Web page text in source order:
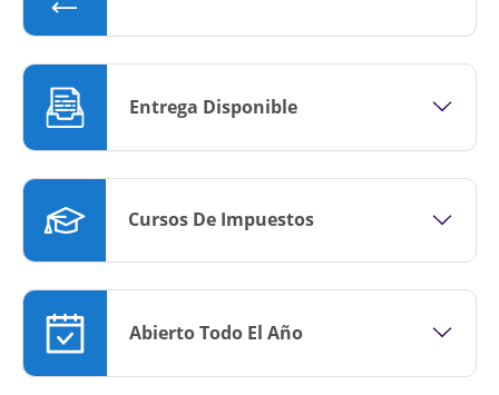
Entrega Disponible
Cursos De Impuestos
Abierto Todo El Año